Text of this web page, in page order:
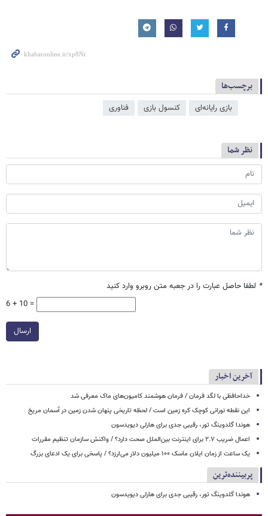
برچسب‌ها
بازی رایانه‌ای کنسول بازی فناوری
نظر شما
* لطفا حاصل عبارت را در جعبه متن روبرو وارد کنید
6 + 10 =
ارسال
آخرین اخبار
خداحافظی با لگد فرمان / فرمان هوشمند کامیون‌های ماک معرفی شد
این نقطه نورانی کوچک کره زمین است / لحظه تاریخی پنهان شدن زمین در آسمان مریخ
هوندا گلدوینگ تور، رقیبی جدی برای هارلی دیویدسون
اعمال ضریب ۲.۷ برای اینترنت بین‌الملل صحت دارد؟ / واکنش سازمان تنظیم مقررات
یک ساعت از زمان ایلان ماسک ۱۰۰ میلیون دلار می‌ارزد؟ / پاسخی برای یک ادعای بزرگ
پربیننده‌ترین
هوندا گلدوینگ تور، رقیبی جدی برای هارلی دیویدسون